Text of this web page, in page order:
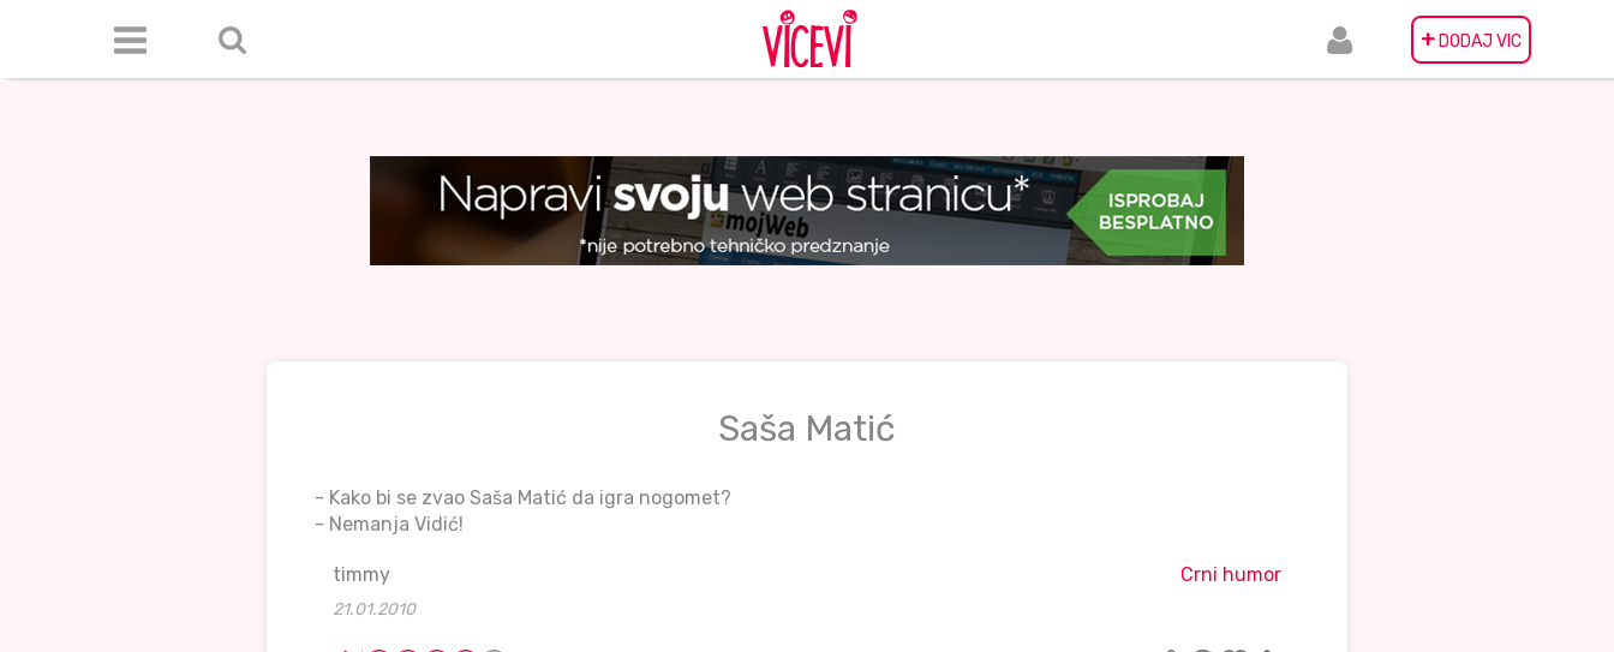
+ DODAJ VIC
Saša Matić
- Kako bi se zvao Saša Matić da igra nogomet?
- Nemanja Vidić!
timmy
21.01.2010
Crni humor